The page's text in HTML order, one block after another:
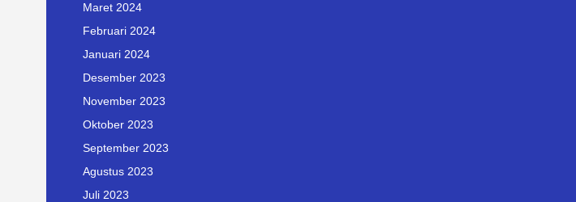
Maret 2024
Februari 2024
Januari 2024
Desember 2023
November 2023
Oktober 2023
September 2023
Agustus 2023
Juli 2023